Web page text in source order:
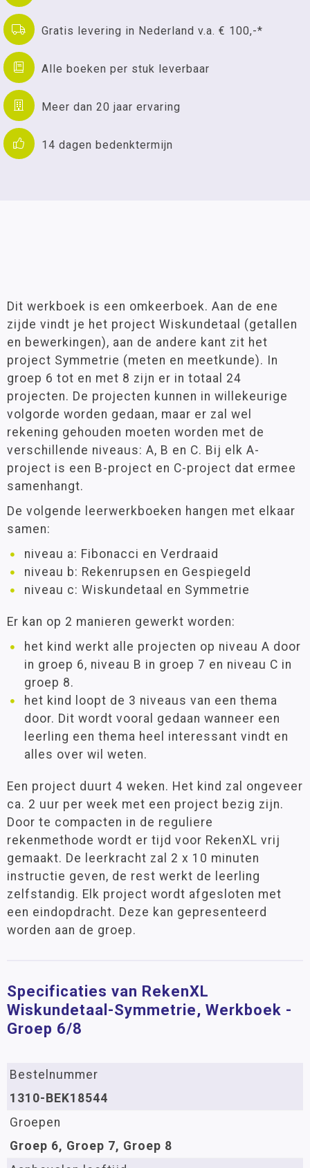
Gratis levering in Nederland v.a. € 100,-*
Alle boeken per stuk leverbaar
Meer dan 20 jaar ervaring
14 dagen bedenktermijn
Dit werkboek is een omkeerboek. Aan de ene
zijde vindt je het project Wiskundetaal (getallen
en bewerkingen), aan de andere kant zit het
project Symmetrie (meten en meetkunde). In
groep 6 tot en met 8 zijn er in totaal 24
projecten. De projecten kunnen in willekeurige
volgorde worden gedaan, maar er zal wel
rekening gehouden moeten worden met de
verschillende niveaus: A, B en C. Bij elk A-
project is een B-project en C-project dat ermee
samenhangt.
De volgende leerwerkboeken hangen met elkaar
samen:
niveau a: Fibonacci en Verdraaid
niveau b: Rekenrupsen en Gespiegeld
niveau c: Wiskundetaal en Symmetrie
Er kan op 2 manieren gewerkt worden:
het kind werkt alle projecten op niveau A door
in groep 6, niveau B in groep 7 en niveau C in
groep 8.
het kind loopt de 3 niveaus van een thema
door. Dit wordt vooral gedaan wanneer een
leerling een thema heel interessant vindt en
alles over wil weten.
Een project duurt 4 weken. Het kind zal ongeveer
ca. 2 uur per week met een project bezig zijn.
Door te compacten in de reguliere
rekenmethode wordt er tijd voor RekenXL vrij
gemaakt. De leerkracht zal 2 x 10 minuten
instructie geven, de rest werkt de leerling
zelfstandig. Elk project wordt afgesloten met
een eindopdracht. Deze kan gepresenteerd
worden aan de groep.
Specificaties van RekenXL
Wiskundetaal-Symmetrie, Werkboek -
Groep 6/8
Bestelnummer
1310-BEK18544
Groepen
Groep 6, Groep 7, Groep 8